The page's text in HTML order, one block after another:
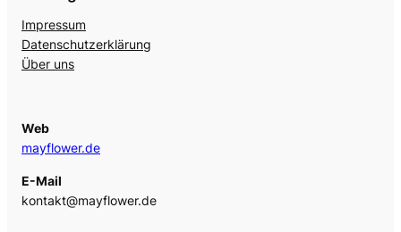
Impressum
Datenschutzerklärung
Über uns
Web
mayflower.de
E-Mail
kontakt@mayflower.de